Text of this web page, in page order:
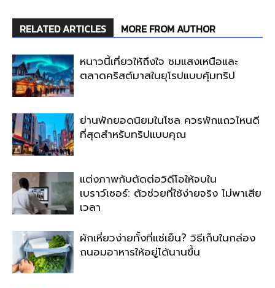
RELATED ARTICLES MORE FROM AUTHOR
หนาวนี้เที่ยวให้ถึงใจ ชมแสงเหนือและ
ตลาดคริสต์มาสในยุโรปแบบคุ้มทริป
ย่านพักยอดนิยมในโซล ควรพักแถวไหนดี
ที่สุดสำหรับทริปแบบคุณ
แต่งภาพกับตัดต่อวิดีโอให้จบใน
เบราว์เซอร์: ตัวช่วยที่ใช้ง่ายจริง ไม่พาเสีย
เวลา
ผักเหี่ยวง่ายทั้งที่แช่เย็น? วิธีเก็บในกล่อง
ถนอมอาหารให้อยู่ได้นานขึ้น